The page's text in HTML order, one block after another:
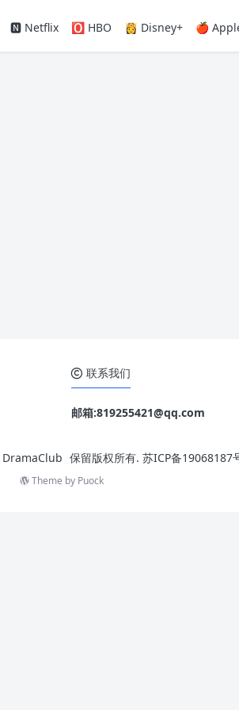
🅽 Netflix 🅾️ HBO 👸 Disney+ 🍎
联系我们
邮箱:819255421@qq.com
DramaClub 保留版权所有. 苏ICP备19068187
Theme by Puock